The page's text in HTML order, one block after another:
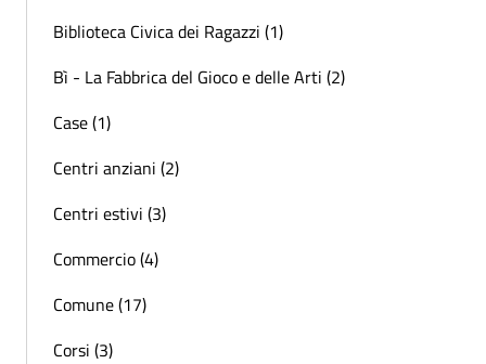
Biblioteca Civica dei Ragazzi (1)
Bì - La Fabbrica del Gioco e delle Arti (2)
Case (1)
Centri anziani (2)
Centri estivi (3)
Commercio (4)
Comune (17)
Corsi (3)